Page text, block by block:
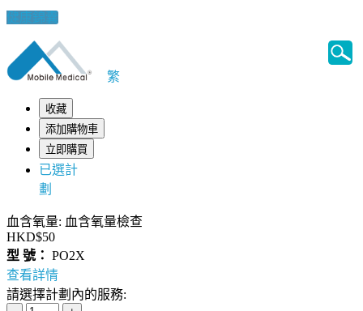
健康錦囊
繁
收藏
添加購物車
立即購買
已選計
劃
血含氧量: 血含氧量檢查
HKD$50
型 號： PO2X
查看詳情
請選擇計劃內的服務: